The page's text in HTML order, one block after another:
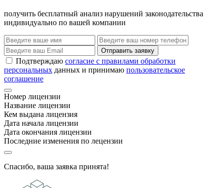
получить бесплатный анализ нарушений законодательства
индивидуально по вашей компании
Отправить заявку
Подтверждаю согласие с правилами обработки
персональных данных и принимаю пользовательское
соглашение
Номер лицензии
Название лицензии
Кем выдана лицензия
Дата начала лицензии
Дата окончания лицензии
Последние изменения по лецензии
Спасибо, ваша заявка принята!